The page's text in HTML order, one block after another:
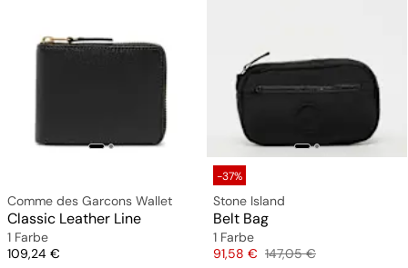
Comme des Garcons Wallet
Classic Leather Line
1 Farbe
Preis
109,24 €
-37%
Stone Island
Belt Bag
1 Farbe
Preis
91,58 € Originalpreis
147,05 €